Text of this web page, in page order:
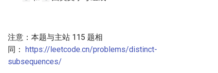
23. 合并 K 个升序链表
25. 合并两个排序的链表
3.6. 动物收容所
4.1. 节点间通路
注意：本题与主站 115 题相
同： https://leetcode.cn/problems/distinct-
subsequences/